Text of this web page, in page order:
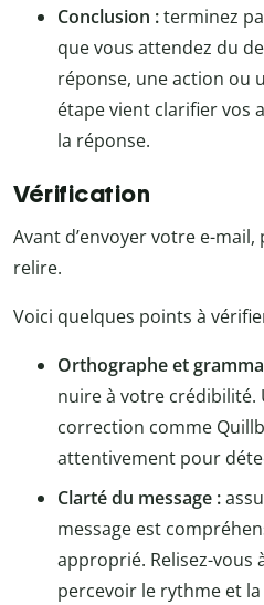
Conclusion :terminez
que vous attendez du
réponse, une action ou
étape vient clarifier vos
la réponse.
Vérification
Avant d’envoyer votre e-
relire.
Voici quelques points à
Orthographe et
nuire à votre crédibilité.
correction comme
attentivement pour
Clarté du message :
message est
approprié. Relisez-vous
percevoir le rythme et